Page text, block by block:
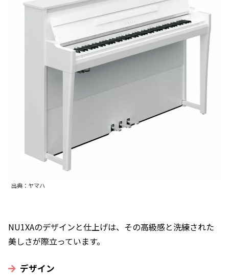
出典：ヤマハ
NU1XAのデザインと仕上げは、その高級感と洗練された
美しさが際立っています。
デザイン